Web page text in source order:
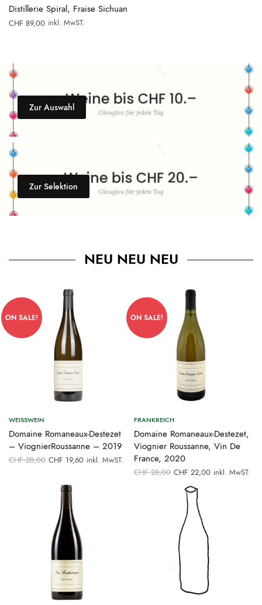
Distillerie Spiral, Fraise Sichuan
CHF 89,00 inkl. MwST.
Zur Auswahl
Zur Selektion
NEU NEU NEU
ON SALE!
WEISSWEIN
Domaine Romaneaux-Destezet
– ViognierRoussanne – 2019
CHF28,00 Ursprünglicher
Preis war:
CHF 19,60Aktueller
inkl. MwST.
ON SALE!
FRANKREICH
Domaine Romaneaux-Destezet,
Viognier Roussanne, Vin De
France, 2020
CHF28,00 Ursprünglicher
Preis war:
CHF 28,00
CHF 22,00Aktueller
inkl. MwST.